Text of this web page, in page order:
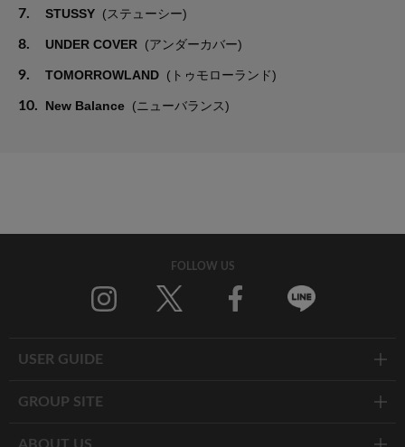
7. STUSSY (ステューシー)
8. UNDER COVER (アンダーカバー)
9. TOMORROWLAND (トゥモローランド)
10. New Balance (ニューバランス)
FOLLOW US
USER GUIDE
GROUP SITE
ABOUT US